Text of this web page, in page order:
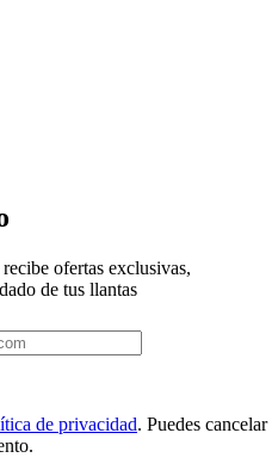
ofertas exclusivas,
de tus llantas
de privacidad. Puedes cancelar